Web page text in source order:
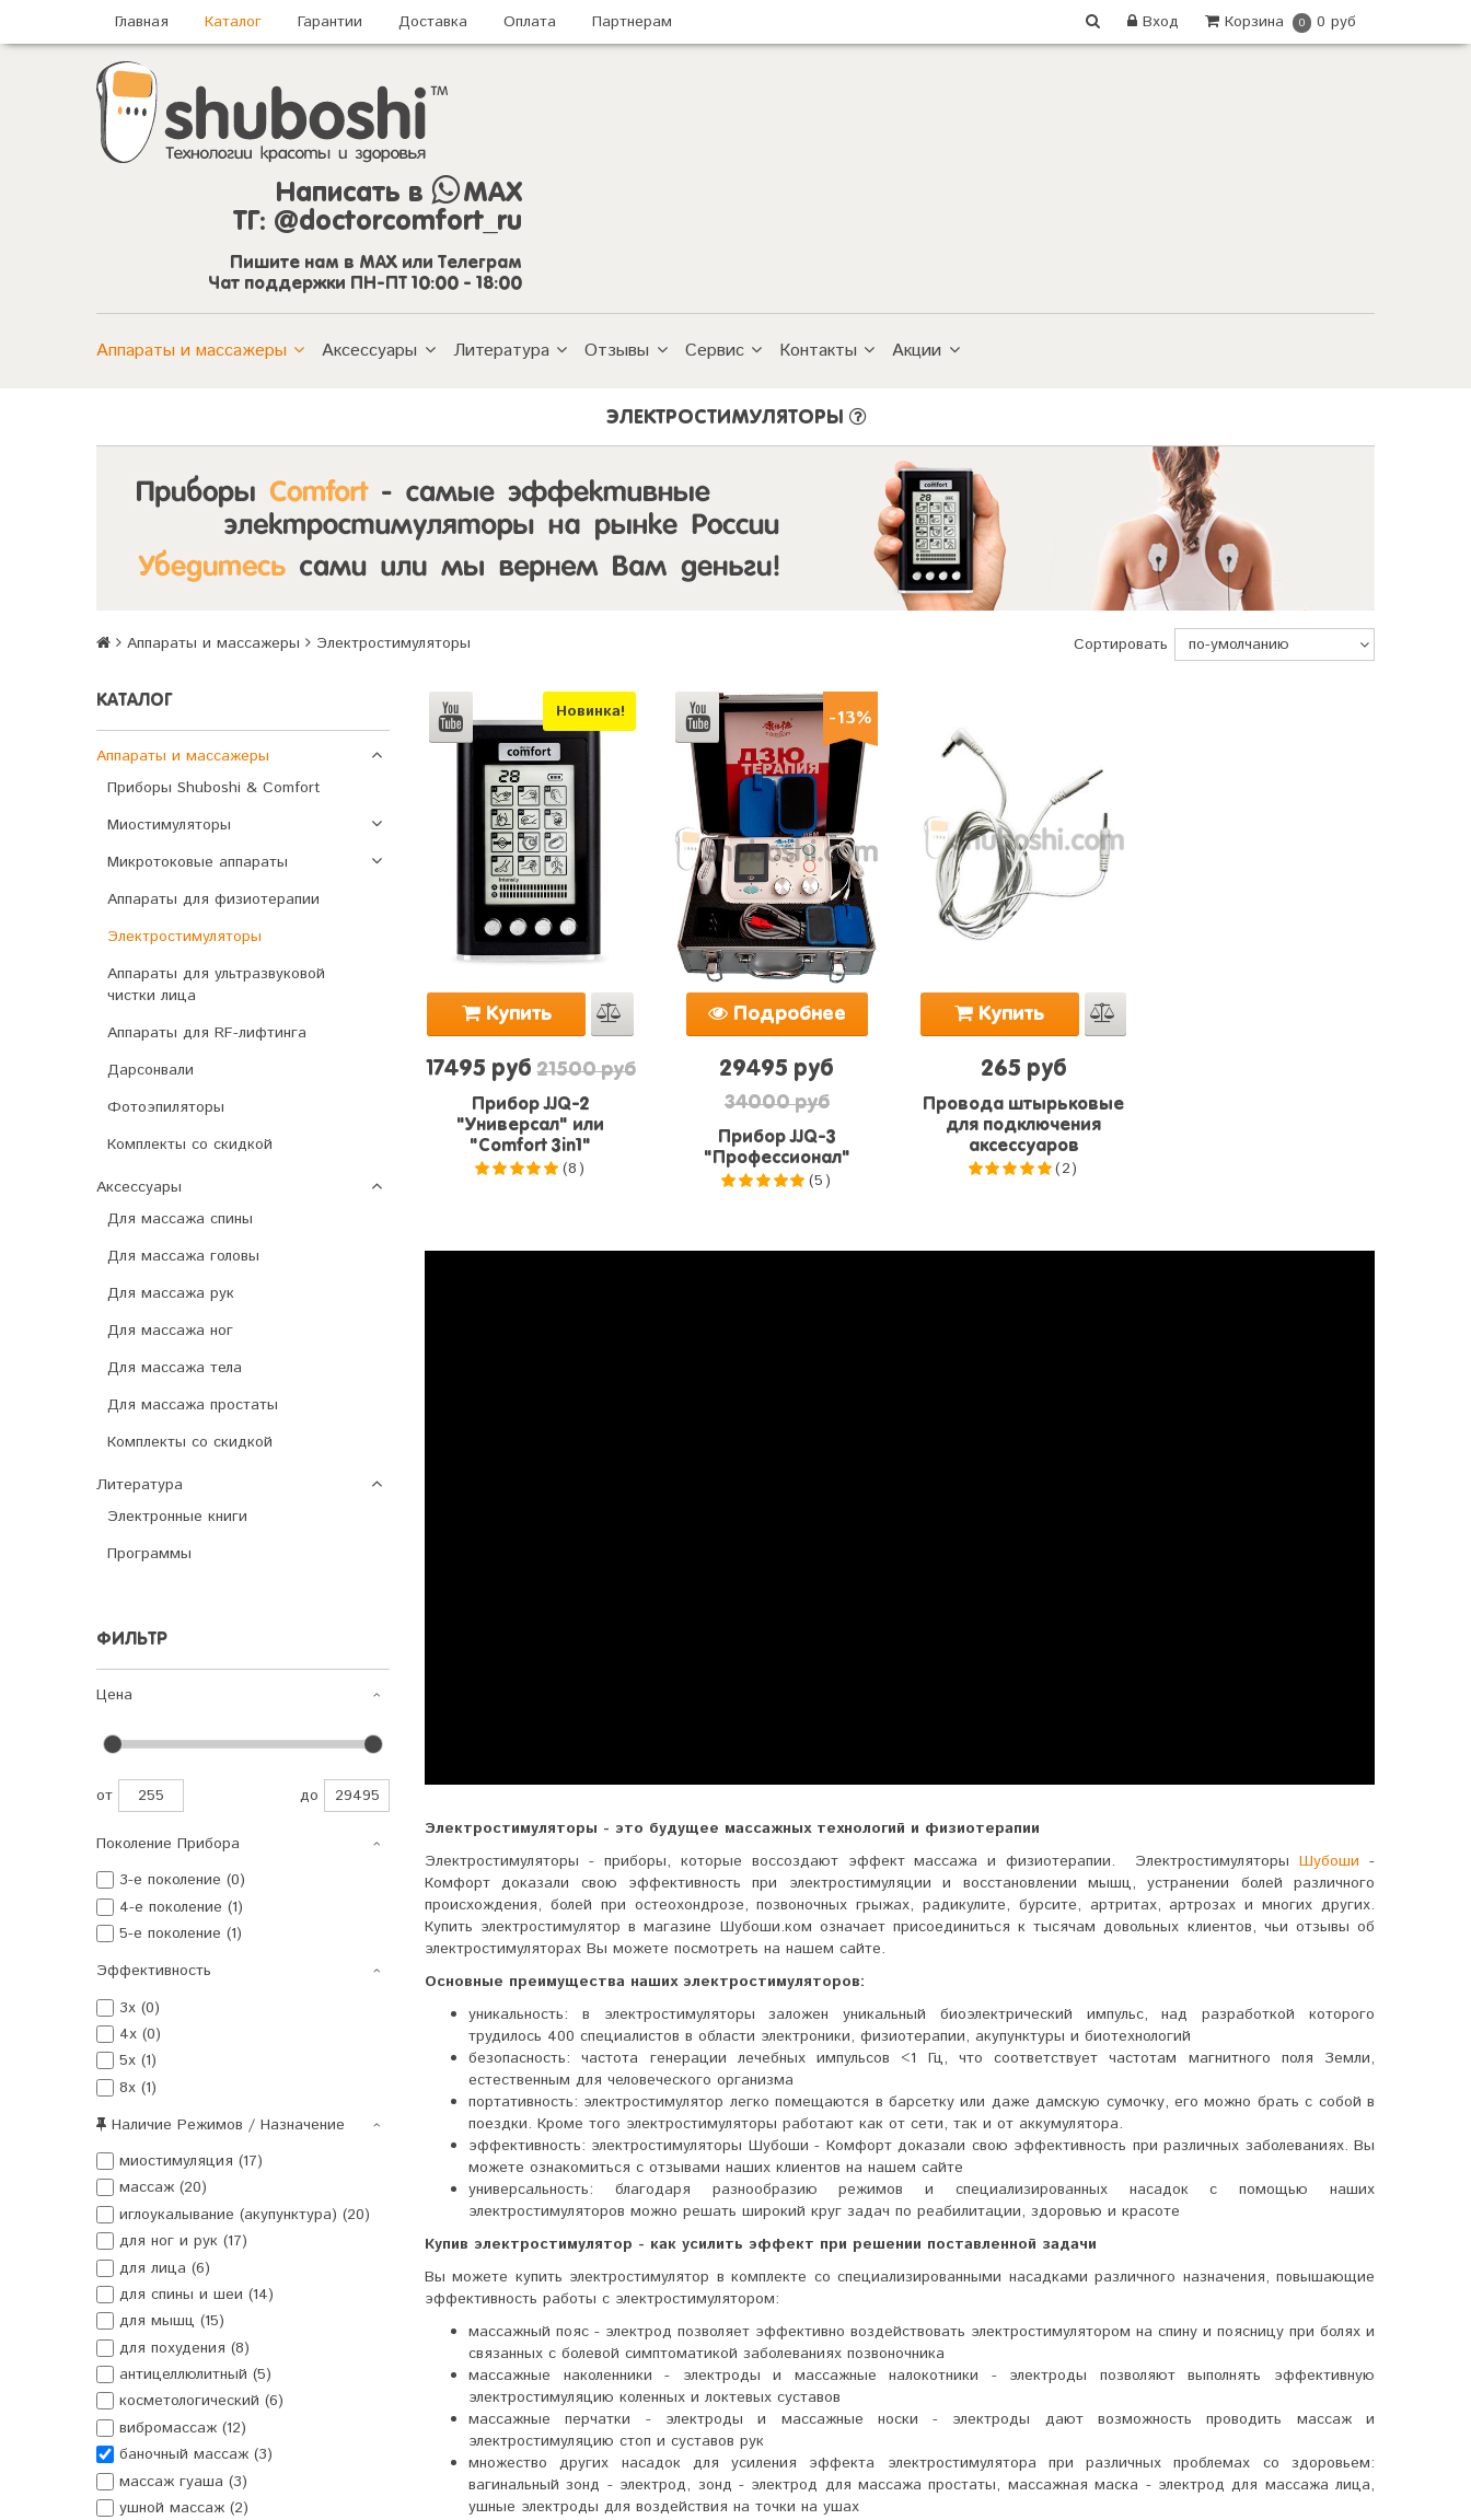
Главная Каталог Гарантии Доставка Оплата Партнерам Корзина 0 0 руб
Вход
Написать в
MAX
ТГ: @doctorcomfort_ru
Пишите нам в MAX или Телеграм
Чат поддержки ПН-ПТ 10:00 - 18:00
Аппараты и массажеры Аксессуары Литература Отзывы Сервис Контакты Акции
ЭЛЕКТРОСТИМУЛЯТОРЫ
Аппараты и массажеры Электростимуляторы Сортировать
КАТАЛОГ
Аппараты и массажеры
Приборы Shuboshi & Comfort
Миостимуляторы
Микротоковые аппараты
Аппараты для физиотерапии
Электростимуляторы
Аппараты для ультразвуковой
чистки лица
Аппараты для RF-лифтинга
Дарсонвали
Фотоэпиляторы
Комплекты со скидкой
Аксессуары
Для массажа спины
Для массажа головы
Для массажа рук
Для массажа ног
Для массажа тела
Для массажа простаты
Комплекты со скидкой
Литература
Электронные книги
Программы
ФИЛЬТР
Цена
от до
Поколение Прибора
3-е поколение (0)
4-е поколение (1)
5-е поколение (1)
Эффективность
3x (0)
4x (0)
5x (1)
8x (1)
Наличие Режимов / Назначение
миостимуляция (17)
массаж (20)
иглоукалывание (акупунктура) (20)
для ног и рук (17)
для лица (6)
для спины и шеи (14)
для мышц (15)
для похудения (8)
антицеллюлитный (5)
косметологический (6)
вибромассаж (12)
баночный массаж (3)
массаж гуаша (3)
ушной массаж (2)
Новинка!
Купить
17495 руб21500 руб
Прибор JJQ-2
"Универсал" или
"Comfort 3in1"
(8)
-13%
Подробнее
29495 руб
34000 руб
Прибор JJQ-3
"Профессионал"
(5)
Купить
265 руб
Провода штырьковые
для подключения
аксессуаров
(2)
Электростимуляторы - это будущее массажных технологий и физиотерапии
Электростимуляторы - приборы, которые воссоздают эффект массажа и физиотерапии. ЭлектростимуляторыШубоши -
Комфорт доказали свою эффективность при электростимуляции и восстановлении мышц, устранении болей различного
происхождения, болей при остеохондрозе, позвоночных грыжах, радикулите, бурсите, артритах, артрозах и многих других.
Купить электростимулятор в магазине Шубоши.ком означает присоединиться к тысячам довольных клиентов, чьи отзывы об
электростимуляторах Вы можете посмотреть на нашем сайте.
Основные преимущества наших электростимуляторов:
уникальность: в электростимуляторы заложен уникальный биоэлектрический импульс, над разработкой которого
трудилось 400 специалистов в области электроники, физиотерапии, акупунктуры и биотехнологий
безопасность: частота генерации лечебных импульсов <1 Гц, что соответствует частотам магнитного поля Земли,
естественным для человеческого организма
портативность: электростимулятор легко помещаются в барсетку или даже дамскую сумочку, его можно брать с собой в
поездки. Кроме того электростимуляторы работают как от сети, так и от аккумулятора.
эффективность: электростимуляторы Шубоши - Комфорт доказали свою эффективность при различных заболеваниях. Вы
можете ознакомиться с отзывами наших клиентов на нашем сайте
универсальность: благодаря разнообразию режимов и специализированных насадок с помощью наших
электростимуляторов можно решать широкий круг задач по реабилитации, здоровью и красоте
Купив электростимулятор - как усилить эффект при решении поставленной задачи
Вы можете купить электростимулятор в комплекте со специализированными насадками различного назначения, повышающие
эффективность работы с электростимулятором:
массажный пояс - электрод позволяет эффективно воздействовать электростимулятором на спину и поясницу при болях и
связанных с болевой симптоматикой заболеваниях позвоночника
массажные наколенники - электроды и массажные налокотники - электроды позволяют выполнять эффективную
электростимуляцию коленных и локтевых суставов
массажные перчатки - электроды и массажные носки - электроды дают возможность проводить массаж и
электростимуляцию стоп и суставов рук
множество других насадок для усиления эффекта электростимулятора при различных проблемах со здоровьем:
вагинальный зонд - электрод, зонд - электрод для массажа простаты, массажная маска - электрод для массажа лица,
ушные электроды для воздействия на точки на ушах